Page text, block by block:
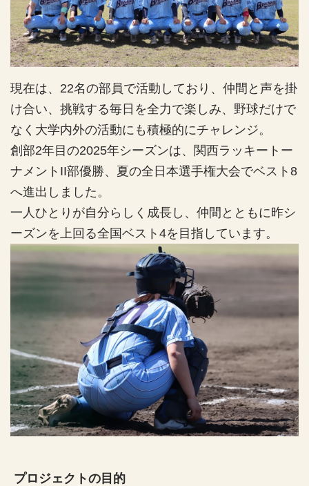
現在は、22名の部員で活動しており、仲間と声を掛
け合い、挑戦する毎日を全力で楽しみ、野球だけで
なく大学内外の活動にも積極的にチャレンジ。
創部2年目の2025年シーズンは、関西ラッキートー
ナメントII部優勝、夏の全日本選手権大会でベスト8
へ進出しました。
一人ひとりが自分らしく成長し、仲間とともに昨シ
ーズンを上回る全国ベスト4を目指しています。
プロジェクトの目的